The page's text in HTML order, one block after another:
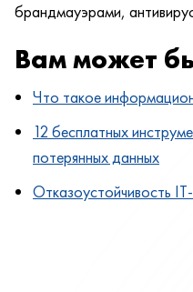
брандмауэрами,
Вам может
Что такое
12 бесплатных
потерянных данных
Отказоустойчивость